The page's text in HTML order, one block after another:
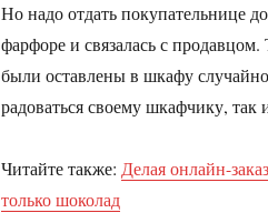
Но надо отдать покупательнице
фарфоре и связалась с
были оставлены в шкафу
радоваться своему шкафчику, так
Читайте также: Делая онлайн-
только шоколад